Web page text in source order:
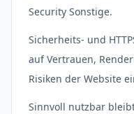
Security Sonstige.
Sicherheits- und
auf Vertrauen,
Risiken der Website
Sinnvoll nutzbar